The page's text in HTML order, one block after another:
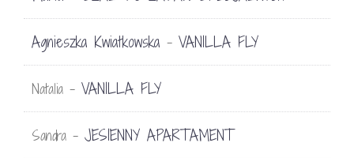
Agnieszka Kwiatkowska - VANILLA FLY
Natalia - VANILLA FLY
Sandra - JESIENNY APARTAMENT